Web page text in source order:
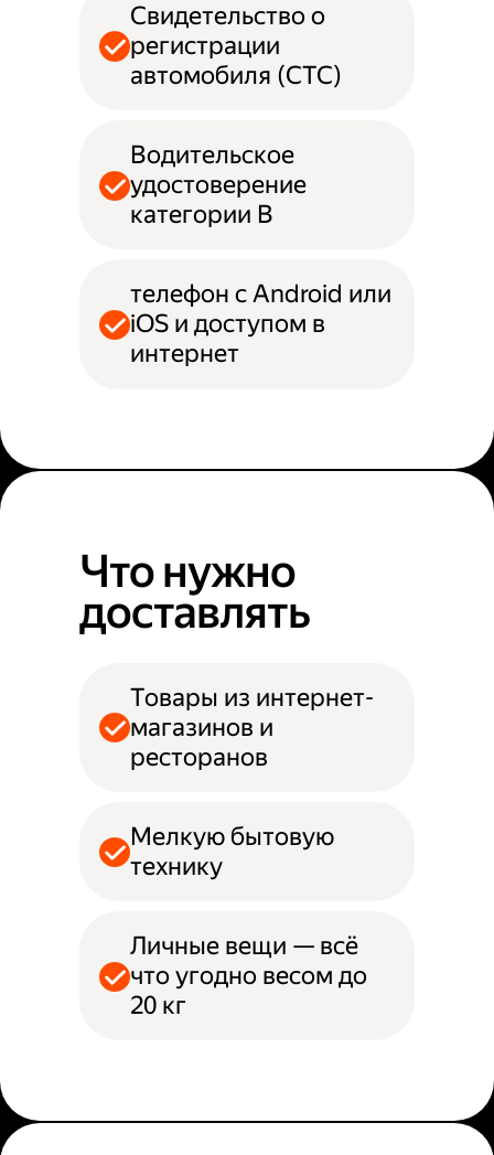
Свидетельство о
регистрации
автомобиля (СТС)
Водительское
удостоверение
категории B
телефон с Android или
iOS и доступом в
интернет
Что нужно
доставлять
Товары из интернет-
магазинов и
ресторанов
Мелкую бытовую
технику
Личные вещи — всё
что угодно весом до
20 кг